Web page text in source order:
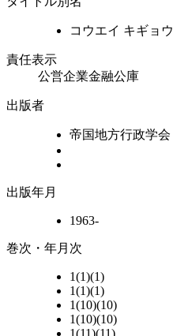
コウエイ キギョウ
責任表示
公営企業金融公庫
出版者
帝国地方行政学会
出版年月
1963-
巻次・年月次
1(1)(1)
1(1)(1)
1(10)(10)
1(10)(10)
1(11)(11)